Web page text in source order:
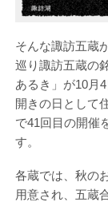
そんな諏訪五蔵
巡り諏訪五蔵の
あるき」が10月
開きの日として
で41回目の開催
す。
各蔵では、秋の
用意され、五蔵